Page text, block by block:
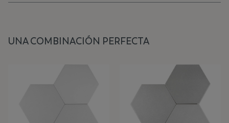
UNA COMBINACIÓN PERFECTA